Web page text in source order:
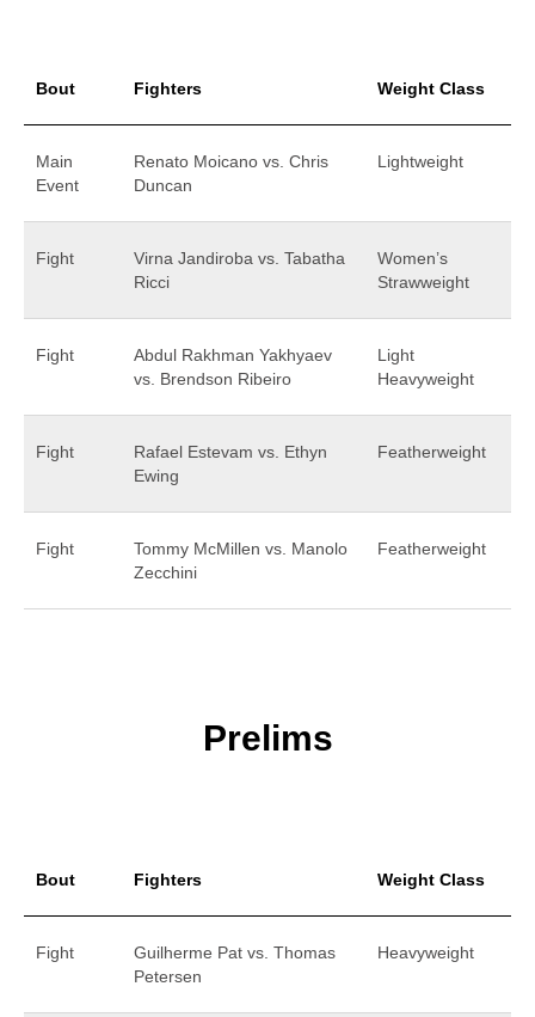
Bout Fighters Weight Class
Main
Event
Renato Moicano vs. Chris
Duncan
Lightweight
Fight
Virna Jandiroba vs. Tabatha
Ricci
Women’s
Strawweight
Fight
Abdul Rakhman Yakhyaev
vs. Brendson Ribeiro
Light
Heavyweight
Fight
Rafael Estevam vs. Ethyn
Ewing
Featherweight
Fight
Tommy McMillen vs. Manolo
Zecchini
Featherweight
Prelims
Bout Fighters Weight Class
Fight
Guilherme Pat vs. Thomas
Petersen
Heavyweight